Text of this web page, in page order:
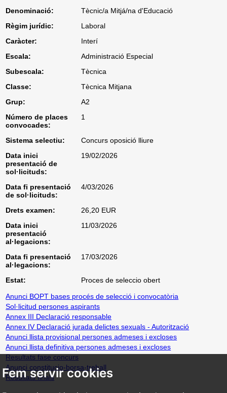
Fem servir cookies
Denominació:
Tècnic/a Mitjá/na d'Educació
Règim jurídic:
Laboral
Caràcter:
Interí
Escala:
Administració Especial
Subescala:
Tècnica
Classe:
Tècnica Mitjana
Grup:
A2
Número de places
convocades:
1
Sistema selectiu:
Concurs oposició lliure
Data inici
presentació de
sol·licituds:
19/02/2026
Data fi presentació
de sol·licituds:
4/03/2026
Drets examen:
26,20 EUR
Data inici
presentació
al·legacions:
11/03/2026
Data fi presentació
al·legacions:
17/03/2026
Estat:
Proces de seleccio obert
Anunci BOPT bases procés de selecció i convocatòria
Sol·licitud persones aspirants
Annex III Declaració responsable
Annex IV Declaració jurada delictes sexuals - Autorització
Anunci llista provisional persones admeses i excloses
Anunci llista definitiva persones admeses i excloses
Resultats fase concurs
Anunci constitucio-borsa-treball
Resultats finals